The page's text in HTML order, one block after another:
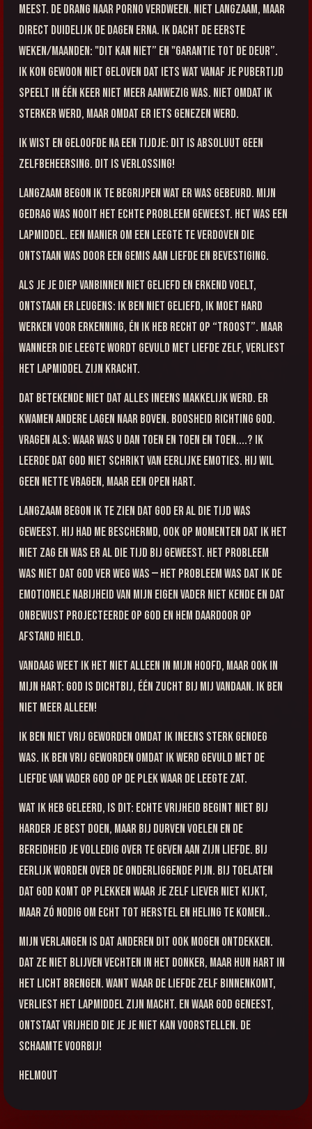
meest. De drang naar porno verdween. Niet langzaam, maar
direct duidelijk de dagen erna. Ik dacht de eerste
weken/maanden: "dit kan niet” en "garantie tot de deur”.
Ik kon gewoon niet geloven dat iets wat vanaf je pubertijd
speelt in één keer niet meer aanwezig was. Niet omdat ik
sterker werd, maar omdat er iets genezen werd.
Ik wist en geloofde na een tijdje: dit is absoluut geen
zelfbeheersing. Dit is verlossing!
Langzaam begon ik te begrijpen wat er was gebeurd. Mijn
gedrag was nooit het echte probleem geweest. Het was een
lapmiddel. Een manier om een leegte te verdoven die
ontstaan was door een gemis aan liefde en bevestiging.
Als je je diep vanbinnen niet geliefd en erkend voelt,
ontstaan er leugens: ik ben niet geliefd, ik moet hard
werken voor erkenning, én ik heb recht op “troost”. Maar
wanneer die leegte wordt gevuld met Liefde zelf, verliest
het lapmiddel zijn kracht.
Dat betekende niet dat alles ineens makkelijk werd. Er
kwamen andere lagen naar boven. Boosheid richting God.
Vragen als: waar was U dan toen en toen en toen....? Ik
leerde dat God niet schrikt van eerlijke emoties. Hij wil
geen nette vragen, maar een open hart.
Langzaam begon ik te zien dat God er al die tijd was
geweest. Hij had me beschermd, ook op momenten dat ik het
niet zag en was er al die tijd bij geweest. Het probleem
was niet dat God ver weg was — het probleem was dat ik de
emotionele nabijheid van mijn eigen vader niet kende en dat
onbewust projecteerde op God en Hem daardoor op
afstand hield.
Vandaag weet ik het niet alleen in mijn hoofd, maar ook in
mijn hart: God is dichtbij, één zucht bij mij vandaan. Ik ben
niet meer alleen!
Ik ben niet vrij geworden omdat ik ineens sterk genoeg
was. Ik ben vrij geworden omdat ik werd gevuld met de
liefde van Vader God op de plek waar de leegte zat.
Wat ik heb geleerd, is dit: echte vrijheid begint niet bij
harder je best doen, maar bij durven voelen en de
bereidheid je volledig over te geven aan Zijn liefde. Bij
eerlijk worden over de onderliggende pijn. Bij toelaten
dat God komt op plekken waar je zelf liever niet kijkt,
maar zó nodig om echt tot herstel en heling te komen..
Mijn verlangen is dat anderen dit ook mogen ontdekken.
Dat ze niet blijven vechten in het donker, maar hun hart in
het licht brengen. Want waar De Liefde zelf binnenkomt,
verliest het lapmiddel zijn macht. En waar God geneest,
ontstaat vrijheid die je je niet kan voorstellen. De
schaamte voorbij!
Helmout